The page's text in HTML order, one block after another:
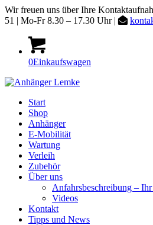
Wir freuen uns über Ihre
51 | Mo-Fr 8.30 – 17.30 Uhr |
0Einkaufswagen
Start
Shop
Anhänger
E-Mobilität
Wartung
Verleih
Zubehör
Über uns
Anfahrsbeschreibung –
Videos
Kontakt
Tipps und News